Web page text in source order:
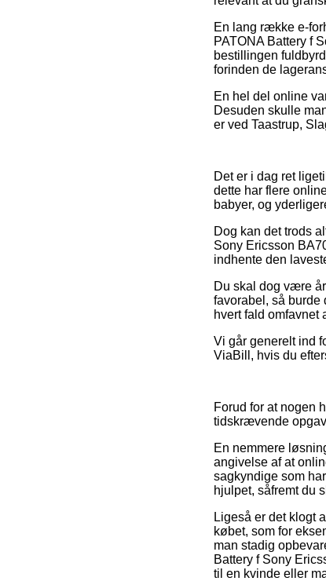
En lang række e-
PATONA Battery f
bestillingen
forinden de
En hel del online
Desuden skulle
er ved Taastrup,
Det er i dag ret
dette har flere
babyer, og
Dog kan det trods
Sony Ericsson
indhente den
Du skal dog være
favorabel, så burde
hvert fald
Vi går generelt ind
ViaBill, hvis du
Forud for at nogen
tidskrævende
En nemmere
angivelse af at
sagkyndige som
hjulpet, såfremt du
Ligeså er det klogt
købet, som for
man stadig
Battery f Sony
til en kvinde eller